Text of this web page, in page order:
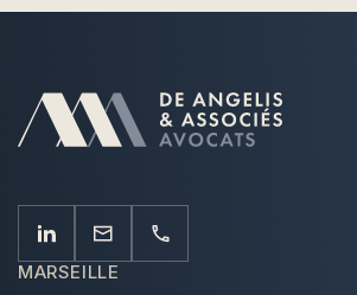
MARSEILLE